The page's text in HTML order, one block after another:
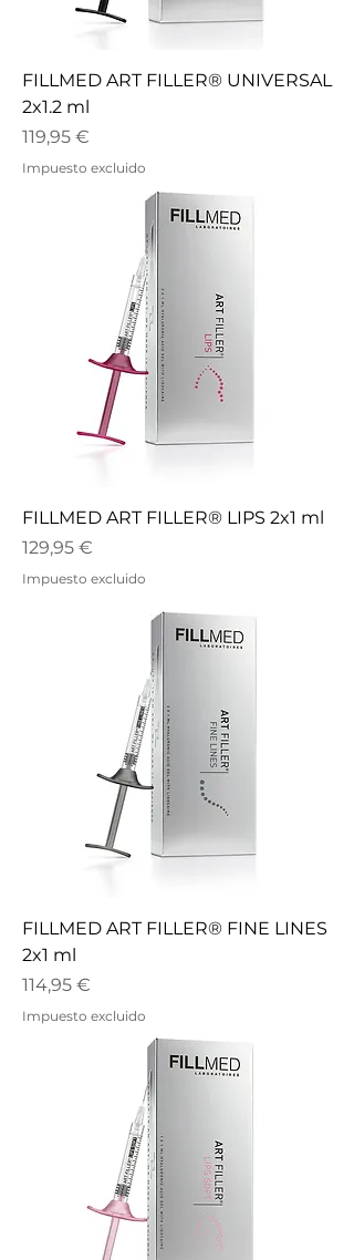
FILLMED ART FILLER® UNIVERSAL
2x1.2 ml
Precio
119,95 €
Impuesto excluido
FILLMED ART FILLER® LIPS 2x1 ml
Precio
129,95 €
Impuesto excluido
FILLMED ART FILLER® FINE LINES
2x1 ml
Precio
114,95 €
Impuesto excluido